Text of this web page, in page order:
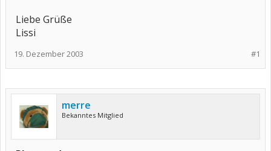
Liebe Grüße
Lissi
#1
19. Dezember 2003
merre
Bekanntes Mitglied